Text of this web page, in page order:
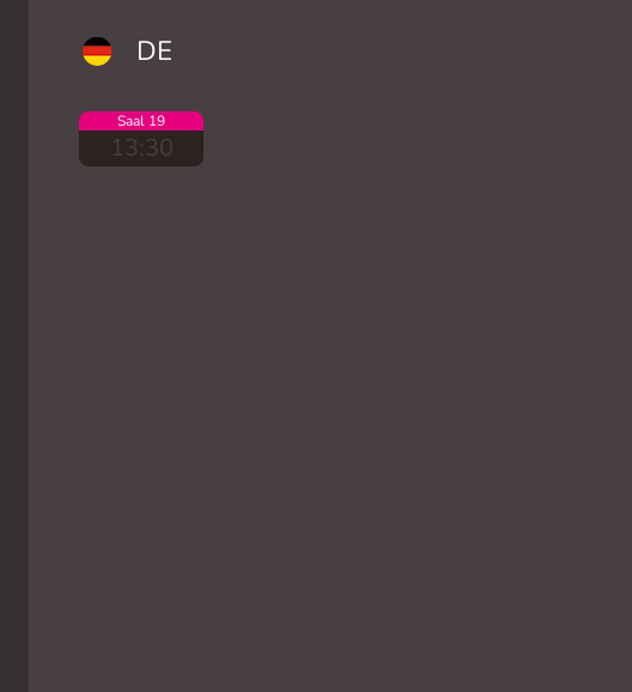
DE
Saal 19
13:30